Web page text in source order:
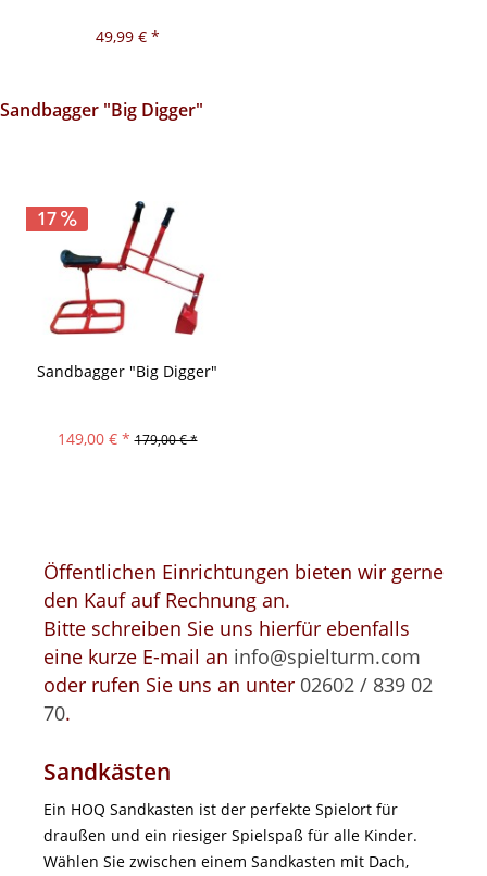
49,99 € *
Sandbagger "Big Digger"
17
Sandbagger "Big Digger"
149,00 € * 179,00 € *
Öffentlichen Einrichtungen bieten wir gerne
den Kauf auf Rechnung an.
Bitte schreiben Sie uns hierfür ebenfalls
eine kurze E-mail an info@spielturm.com
oder rufen Sie uns an unter 02602 / 839 02
70.
Sandkästen
Ein HOQ Sandkasten ist der perfekte Spielort für
draußen und ein riesiger Spielspaß für alle Kinder.
Wählen Sie zwischen einem Sandkasten mit Dach,